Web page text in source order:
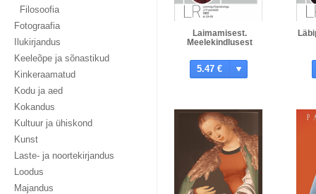
Filosoofia
Fotograafia
Ilukirjandus
Keeleõpe ja sõnastikud
Kinkeraamatud
Kodu ja aed
Kokandus
Kultuur ja ühiskond
Kunst
Laste- ja noortekirjandus
Loodus
Majandus
Laimamisest.
Meelekindlusest
5.47 €